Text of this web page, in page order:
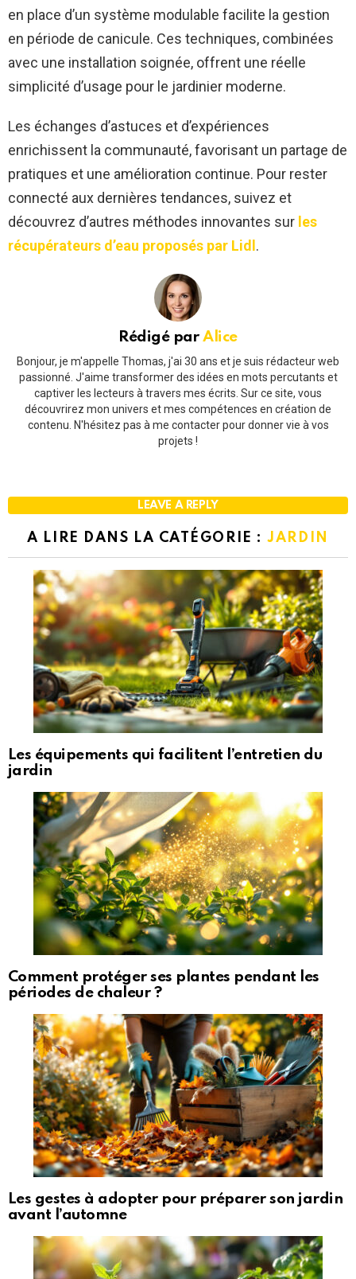
en place d’un système modulable facilite la gestion
en période de canicule. Ces techniques, combinées
avec une installation soignée, offrent une réelle
simplicité d’usage pour le jardinier moderne.
Les échanges d’astuces et d’expériences
enrichissent la communauté, favorisant un partage de
pratiques et une amélioration continue. Pour rester
connecté aux dernières tendances, suivez et
découvrez d’autres méthodes innovantes sur les
récupérateurs d’eau proposés par Lidl.
Rédigé parAlice
Bonjour, je m'appelle Thomas, j'ai 30 ans et je suis rédacteur web
passionné. J'aime transformer des idées en mots percutants et
captiver les lecteurs à travers mes écrits. Sur ce site, vous
découvrirez mon univers et mes compétences en création de
contenu. N'hésitez pas à me contacter pour donner vie à vos
projets !
LEAVE A REPLY
A LIRE DANS LA CATÉGORIE :JARDIN
Les équipements qui facilitent l’entretien du
jardin
Comment protéger ses plantes pendant les
périodes de chaleur ?
Les gestes à adopter pour préparer son jardin
avant l’automne